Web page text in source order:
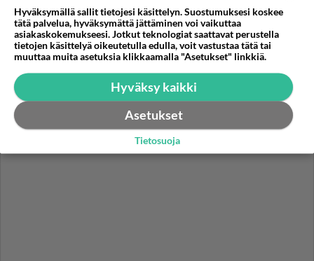
Kun yksi kauhallinen ei riitä...
Tämä helppo arkiruoka ei jää
syömättä!
Ikäviä uutisia Elämäni biisi -
suosikkisarjasta - Monelle tv-
katsojalle iso pettymys
Hyväksymällä sallit tietojesi käsittelyn. Suostumuksesi koskee
tätä palvelua, hyväksymättä jättäminen voi vaikuttaa
asiakaskokemukseesi. Jotkut teknologiat saattavat perustella
tietojen käsittelyä oikeutetulla edulla, voit vastustaa tätä tai
muuttaa muita asetuksia klikkaamalla "Asetukset" linkkiä.
Hyväksy kaikki
Asetukset
Tietosuoja